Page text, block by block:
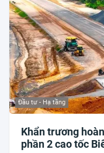
Đầu tư - Hạ tầng
Khẩn trương
phần 2 cao tốc